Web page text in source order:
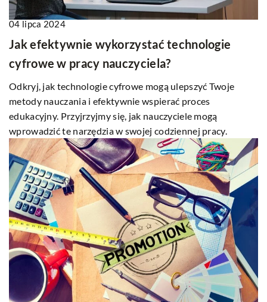
04 lipca 2024
Jak efektywnie wykorzystać technologie
cyfrowe w pracy nauczyciela?
Odkryj, jak technologie cyfrowe mogą ulepszyć Twoje
metody nauczania i efektywnie wspierać proces
edukacyjny. Przyjrzyjmy się, jak nauczyciele mogą
wprowadzić te narzędzia w swojej codziennej pracy.